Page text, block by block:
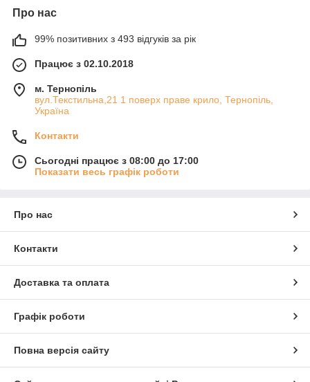
Про нас
99% позитивних з 493 відгуків за рік
Працює з 02.10.2018
м. Тернопіль
вул.Текстильна,21 1 поверх праве крило, Тернопіль,
Україна
Контакти
Сьогодні працює з 08:00 до 17:00
Показати весь графік роботи
Про нас
Контакти
Доставка та оплата
Графік роботи
Повна версія сайту